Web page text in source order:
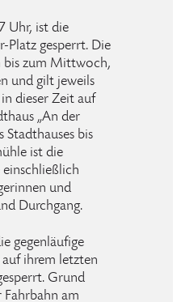
Uhr, ist die
Platz gesperrt. Die
bis zum Mittwoch,
und gilt jeweils
dieser Zeit auf
„An der
Stadthauses bis
ist die
und
Durchgang.
gegenläufige
auf ihrem letzten
Grund
am